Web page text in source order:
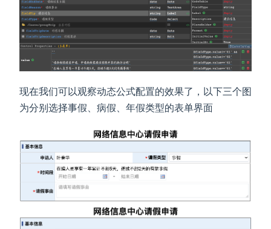
现在我们可以观察动态公式配置的效果了，以下三个图
为分别选择事假、病假、年假类型的表单界面